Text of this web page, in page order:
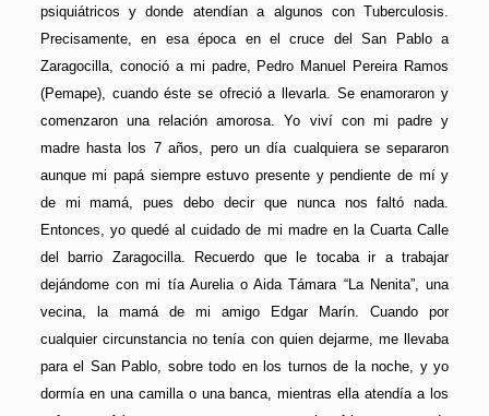
psiquiátricos y donde atendían a algunos con Tuberculosis.
Precisamente, en esa época en el cruce del San Pablo a
Zaragocilla, conoció a mi padre, Pedro Manuel Pereira Ramos
(Pemape), cuando éste se ofreció a llevarla. Se enamoraron y
comenzaron una relación amorosa. Yo viví con mi padre y
madre hasta los 7 años, pero un día cualquiera se separaron
aunque mi papá siempre estuvo presente y pendiente de mí y
de mi mamá, pues debo decir que nunca nos faltó nada.
Entonces, yo quedé al cuidado de mi madre en la Cuarta Calle
del barrio Zaragocilla. Recuerdo que le tocaba ir a trabajar
dejándome con mi tía Aurelia o Aida Támara “La Nenita”, una
vecina, la mamá de mi amigo Edgar Marín. Cuando por
cualquier circunstancia no tenía con quien dejarme, me llevaba
para el San Pablo, sobre todo en los turnos de la noche, y yo
dormía en una camilla o una banca, mientras ella atendía a los